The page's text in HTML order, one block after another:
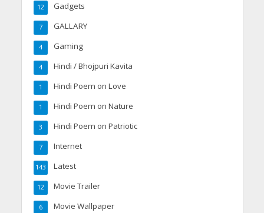
Gadgets
12
GALLARY
7
Gaming
4
Hindi / Bhojpuri Kavita
4
Hindi Poem on Love
1
Hindi Poem on Nature
1
Hindi Poem on Patriotic
3
Internet
7
Latest
143
Movie Trailer
12
Movie Wallpaper
6